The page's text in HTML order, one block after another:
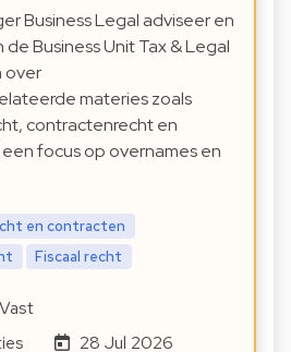
Business Legal adviseer en
Business Unit Tax & Legal
over
materies zoals
contractenrecht en
focus op overnames en
en contracten
Fiscaal recht
Vast
28 Jul 2026